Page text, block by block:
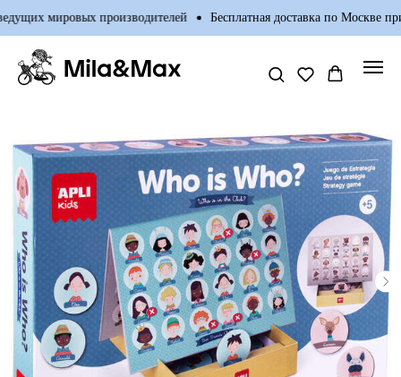
мировых производителей Бесплатная доставка по Москве